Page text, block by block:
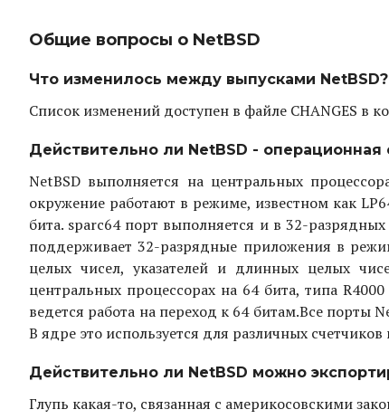
Общие вопросы о NetBSD
Что изменилось между выпусками NetBSD?
Список изменений доступен в файле CHANGES в
Действительно ли NetBSD - операционная
NetBSD выполняется на центральных
окружение работают в режиме, известном как
бита. sparc64 порт выполняется и в 32-
поддерживает 32-разрядные приложения в
целых чисел, указателей и длинных целых
центральных процессорах на 64 бита, типа
ведется работа на переход к 64 битам.Все порты
В ядре это используется для различных
Действительно ли NetBSD можно
Глупь какая-то, связанная с америкосовскими